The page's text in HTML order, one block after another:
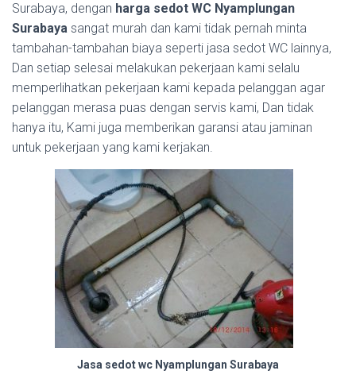
Surabaya, dengan harga sedot WC Nyamplungan
Surabaya sangat murah dan kami tidak pernah minta
tambahan-tambahan biaya seperti jasa sedot WC lainnya,
Dan setiap selesai melakukan pekerjaan kami selalu
memperlihatkan pekerjaan kami kepada pelanggan agar
pelanggan merasa puas dengan servis kami, Dan tidak
hanya itu, Kami juga memberikan garansi atau jaminan
untuk pekerjaan yang kami kerjakan.
Jasa sedot wc Nyamplungan Surabaya